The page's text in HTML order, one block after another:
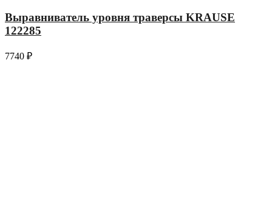
Выравниватель уровня траверсы KRAUSE
122285
7740 ₽